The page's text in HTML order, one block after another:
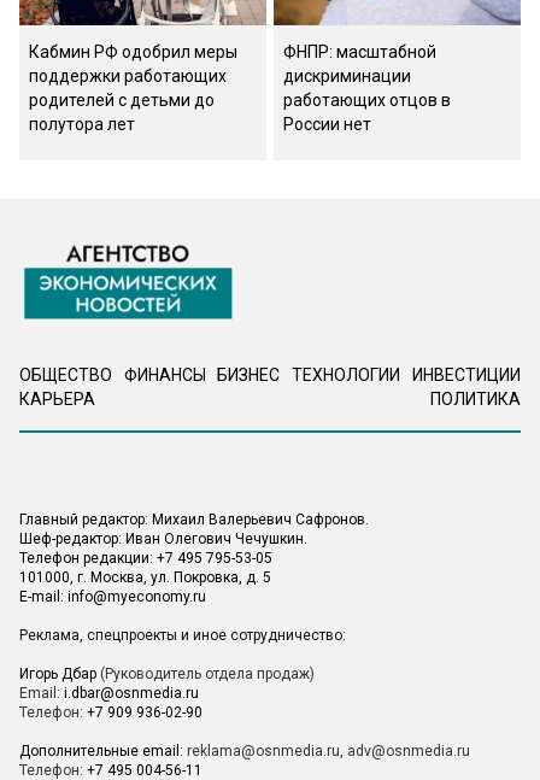
Кабмин РФ одобрил меры
поддержки работающих
родителей с детьми до
полутора лет
ФНПР: масштабной
дискриминации
работающих отцов в
России нет
ОБЩЕСТВО ФИНАНСЫ БИЗНЕС ТЕХНОЛОГИИ
ИНВЕСТИЦИИ
КАРЬЕРА
ПОЛИТИКА
Главный редактор: Михаил Валерьевич Сафронов.
Шеф-редактор: Иван Олегович Чечушкин.
Телефон редакции: +7 495 795-53-05
101000, г. Москва, ул. Покровка, д. 5
E-mail: info@myeconomy.ru
Реклама, спецпроекты и иное сотрудничество:
Игорь Дбар (Руководитель отдела продаж)
Email: i.dbar@osnmedia.ru
Телефон: +7 909 936-02-90
Дополнительные email: reklama@osnmedia.ru, adv@osnmedia.ru
Телефон: +7 495 004-56-11